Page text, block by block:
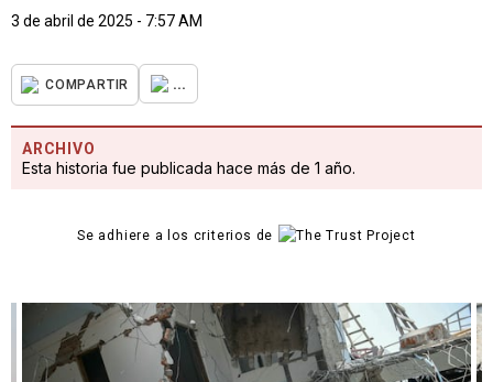
3 de abril de 2025 - 7:57 AM
COMPARTIR ...
ARCHIVO
Esta historia fue publicada hace más de 1 año.
Se adhiere a los criterios de